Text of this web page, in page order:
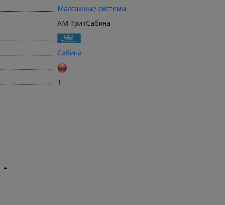
Массажные системы
АМ ТритСабина
Сабина
1